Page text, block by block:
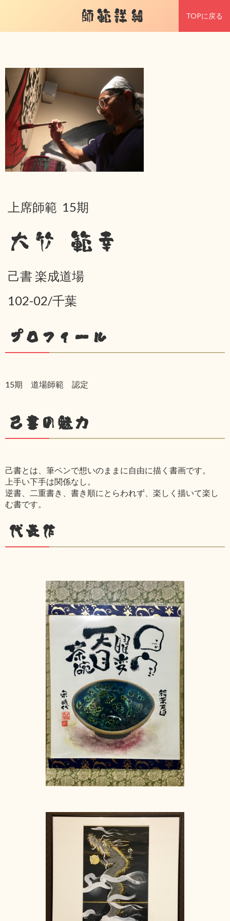
師範詳細 TOPに戻る
上席師範 15期
大竹 範幸
己書 楽成道場
102-02/千葉
プロフィール
15期 道場師範 認定
己書の魅力
己書とは、筆ペンで想いのままに自由に描く書画です。
上手い下手は関係なし。
逆書、二重書き、書き順にとらわれず、楽しく描いて楽し
む書です。
代表作